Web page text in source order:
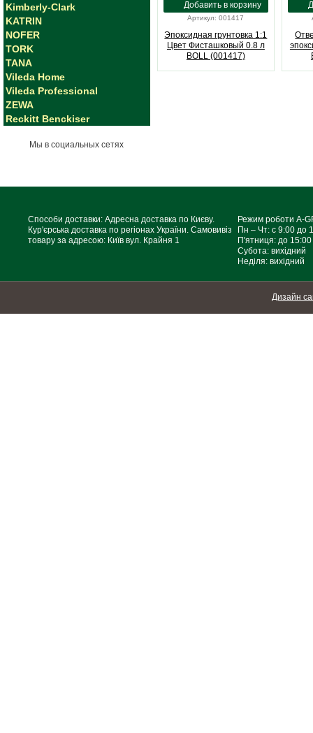
Kimberly-Clark
KATRIN
NOFER
TORK
TANA
Vileda Home
Vileda Professional
ZEWA
Reckitt Benckiser
Мы в социальных сетях
Артикул: 001417
Эпоксидная грунтовка 1:1
Цвет Фисташковый 0.8 л
BOLL (001417)
Способи доставки: Адресна доставка по Києву.
Кур'єрська доставка по регіонах України. Самовивіз
товару за адресою: Київ вул. Крайня 1
Режим роботи A-
Пн – Чт: с 9:00 до
П'ятниця: до 15:00
Субота: вихідний
Неділя: вихідний
Дизайн